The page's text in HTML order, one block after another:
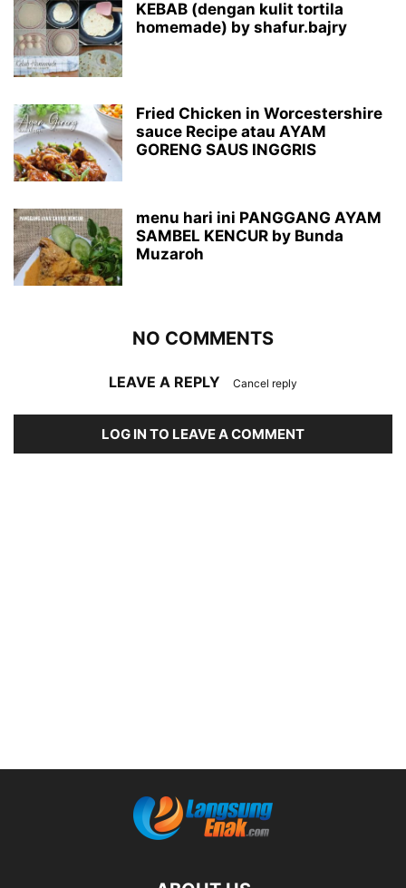
KEBAB (dengan kulit tortila
homemade) by shafur.bajry
Fried Chicken in Worcestershire
sauce Recipe atau AYAM
GORENG SAUS INGGRIS
menu hari ini PANGGANG AYAM
SAMBEL KENCUR by Bunda
Muzaroh
NO COMMENTS
LEAVE A REPLY Cancel reply
LOG IN TO LEAVE A COMMENT